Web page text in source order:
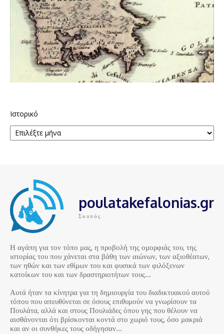
Ιστορικό
poulatakefalonias.gr
Σκοπός
Η αγάπη για τον τόπο μας, η προβολή της ομορφιάς του, της
ιστορίας του που χάνεται στα βάθη των αιώνων, των αξιοθέατων,
των ηθών και των εθίμων του και φυσικά των φιλόξενων
κατοίκων του και των δραστηριοτήτων τους…
Αυτά ήταν τα κίνητρα για τη δημιουργία του διαδικτυακού αυτού
τόπου που απευθύνεται σε όσους επιθυμούν να γνωρίσουν τα
Πουλάτα, αλλά και στους Πουλιάδες όπου γης που θέλουν να
αισθάνονται ότι βρίσκονται κοντά στο χωριό τους, όσο μακριά
και αν οι συνθήκες τους οδήγησαν…